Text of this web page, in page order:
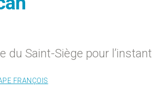
du Saint-Siège pour l’instant
FRANÇOIS